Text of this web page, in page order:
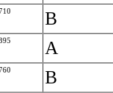
B
A
B